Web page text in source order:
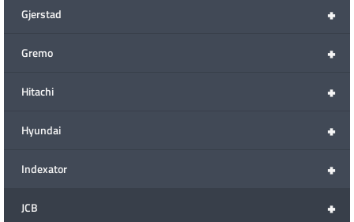
+
Gjerstad
+
Gremo
+
Hitachi
+
Hyundai
+
Indexator
+
JCB